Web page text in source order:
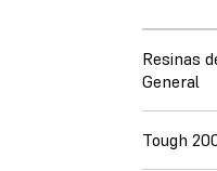
Resinas
General
Tough